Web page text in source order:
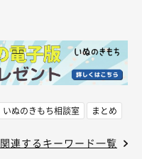
いぬのきもち相談室 まとめ
関連するキーワード一覧